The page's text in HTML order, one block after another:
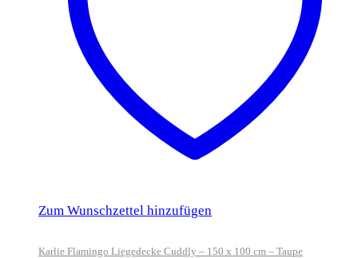
Zum Wunschzettel hinzufügen
Karlie Flamingo Liegedecke Cuddly – 150 x 100 cm – Taupe